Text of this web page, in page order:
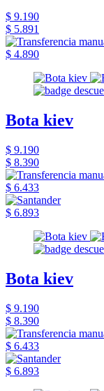
$ 9.190
$ 5.891
$ 4.890
Bota kiev
$ 9.190
$ 8.390
$ 6.433
$ 6.893
Bota kiev
$ 9.190
$ 8.390
$ 6.433
$ 6.893